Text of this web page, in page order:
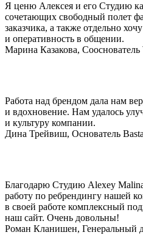
Я ценю Алексея и его Студию
сочетающих свободный полет
заказчика, а также отдельно
и оперативность в общении.
Марина Казакова, Cооснователь
Работа над брендом дала нам
и вдохновение. Нам удалось
и культуру компании.
Дина Трейвиш, Основатель
Благодарю Студию Alexey
работу по ребрендингу нашей
в своей работе комплексный
наш сайт. Очень довольны!
Роман Кланишен, Генеральный